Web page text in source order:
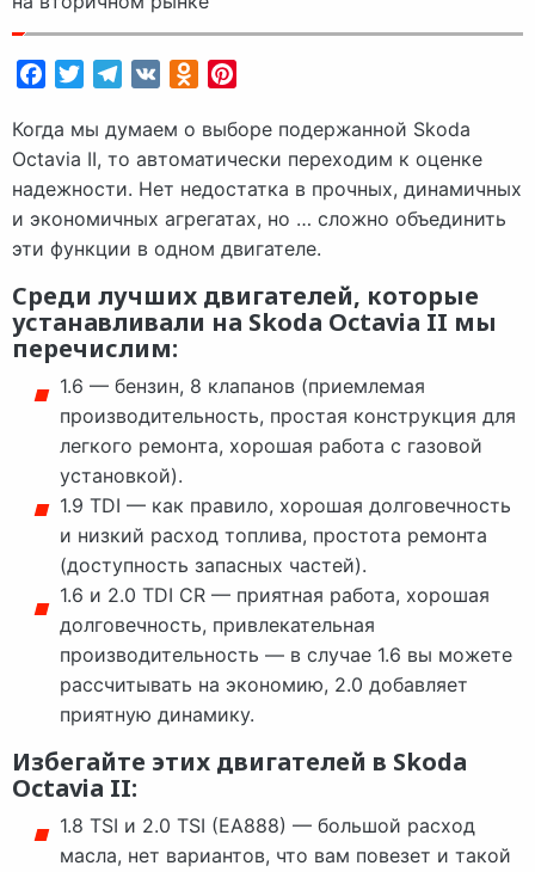
FacebookTwitterTelegram
VK Odnoklassniki
Когда мы думаем о выборе подержанной Skoda
Octavia II, то автоматически переходим к оценке
надежности. Нет недостатка в прочных, динамичных
и экономичных агрегатах, но … сложно объединить
эти функции в одном двигателе.
Среди лучших двигателей, которые
устанавливали на Skoda Octavia II мы
перечислим:
1.6 — бензин, 8 клапанов (приемлемая
производительность, простая конструкция для
легкого ремонта, хорошая работа с газовой
установкой).
1.9 TDI — как правило, хорошая долговечность
и низкий расход топлива, простота ремонта
(доступность запасных частей).
1.6 и 2.0 TDI CR — приятная работа, хорошая
долговечность, привлекательная
производительность — в случае 1.6 вы можете
рассчитывать на экономию, 2.0 добавляет
приятную динамику.
Избегайте этих двигателей в Skoda
Octavia II:
1.8 TSI и 2.0 TSI (EA888) — большой расход
масла, нет вариантов, что вам повезет и такой